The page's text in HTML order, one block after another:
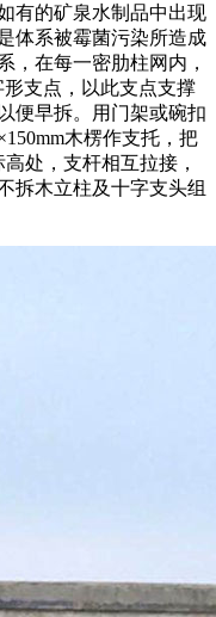
有的矿泉水制品中出现
体系被霉菌污染所造成
，在每一密肋柱网内，
形支点，以此支点支撑
便早拆。用门架或碗扣
木楞作支托，把
处，支杆相互拉接，
拆木立柱及十字支头组